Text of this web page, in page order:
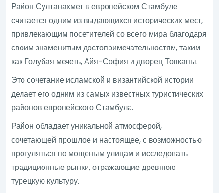
Район Султанахмет в европейском Стамбуле
считается одним из выдающихся исторических мест,
привлекающим посетителей со всего мира благодаря
своим знаменитым достопримечательностям, таким
как Голубая мечеть, Айя-София и дворец Топкапы.
Это сочетание исламской и византийской истории
делает его одним из самых известных туристических
районов европейского Стамбула.
Район обладает уникальной атмосферой,
сочетающей прошлое и настоящее, с возможностью
прогуляться по мощеным улицам и исследовать
традиционные рынки, отражающие древнюю
турецкую культуру.